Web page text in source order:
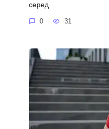
серед
0 31